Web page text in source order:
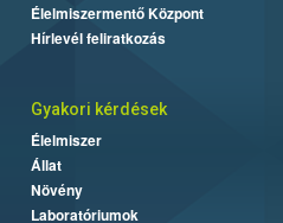
Élelmiszermentő Központ
Hírlevél feliratkozás
Gyakori kérdések
Élelmiszer
Állat
Növény
Laboratóriumok